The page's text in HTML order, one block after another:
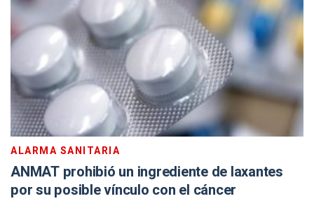
ALARMA SANITARIA
ANMAT prohibió un ingrediente de laxantes
por su posible vínculo con el cáncer